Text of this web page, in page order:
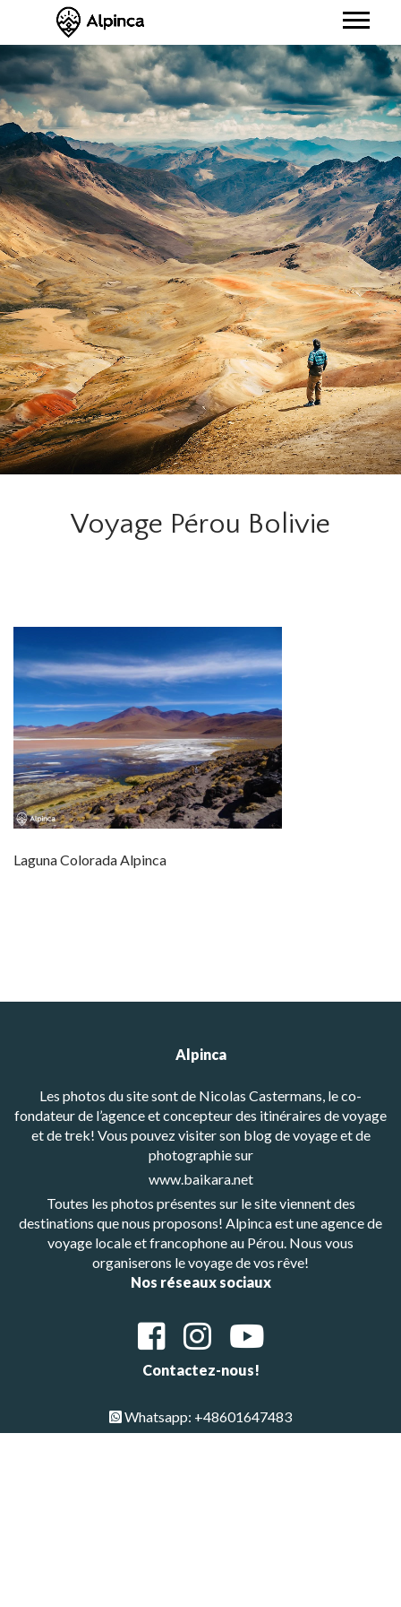
Voyage Pérou Bolivie
Laguna Colorada Alpinca
Alpinca
Les photos du site sont de Nicolas Castermans, le co-
fondateur de l’agence et concepteur des itinéraires de voyage
et de trek! Vous pouvez visiter son blog de voyage et de
photographie sur
www.baikara.net
Toutes les photos présentes sur le site viennent des
destinations que nous proposons! Alpinca est une agence de
voyage locale et francophone au Pérou. Nous vous
organiserons le voyage de vos rêve!
Nos réseaux sociaux
Contactez-nous!
Whatsapp: +48601647483